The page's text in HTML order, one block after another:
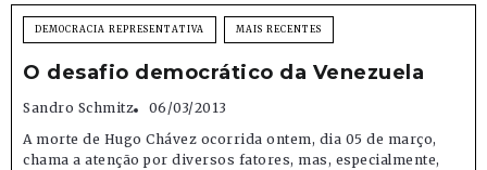
DEMOCRACIA REPRESENTATIVA MAIS RECENTES
O desafio democrático da Venezuela
Sandro Schmitz
06/03/2013
A morte de Hugo Chávez ocorrida ontem, dia 05 de março,
chama a atenção por diversos fatores, mas, especialmente,